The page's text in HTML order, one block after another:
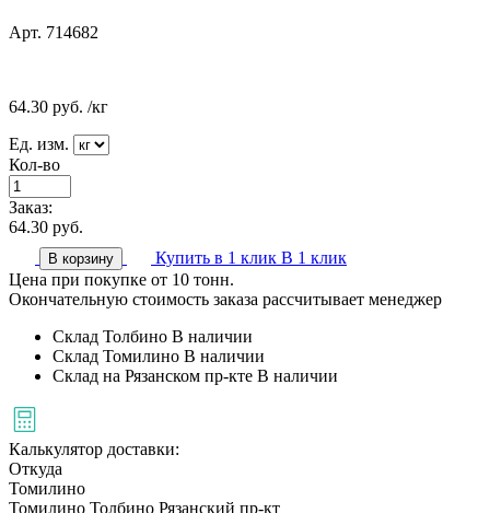
Арт. 714682
64.30 руб. /кг
Ед. изм.
Кол-во
Заказ:
64.30 руб.
В корзину Купить в 1 клик В 1 клик
Цена при покупке от 10 тонн.
Окончательную стоимость заказа рассчитывает менеджер
Склад Толбино В наличии
Склад Томилино В наличии
Склад на Рязанском пр-кте В наличии
Калькулятор доставки:
Откуда
Томилино
Томилино Толбино Рязанский пр-кт